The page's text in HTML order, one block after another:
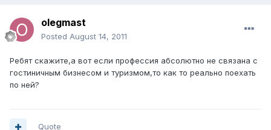
olegmast
Posted August 14, 2011
Ребят скажите,а вот если профессия абсолютно не связана с
гостиничным бизнесом и туризмом,то как то реально поехать
по ней?
Quote